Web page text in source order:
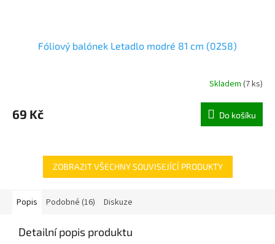
Fóliový balónek Letadlo modré 81 cm (0258)
Skladem (7 ks)
69 Kč Do košíku
ZOBRAZIT VŠECHNY SOUVISEJÍCÍ PRODUKTY
Popis Podobné (16) Diskuze
Detailní popis produktu